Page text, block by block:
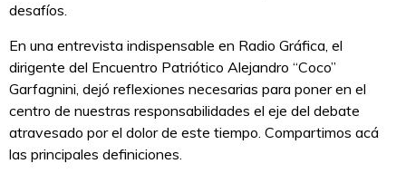
desafíos.
En una entrevista indispensable en Radio Gráfica, el
dirigente del Encuentro Patriótico Alejandro “Coco”
Garfagnini, dejó reflexiones necesarias para poner en el
centro de nuestras responsabilidades el eje del debate
atravesado por el dolor de este tiempo. Compartimos acá
las principales definiciones.